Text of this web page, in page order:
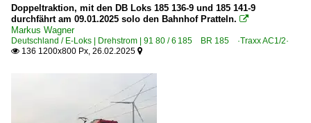
Doppeltraktion, mit den DB Loks 185 136-9 und 185 141-9
durchfährt am 09.01.2025 solo den Bahnhof Pratteln. 
Markus Wagner
Deutschland / E-Loks | Drehstrom | 91 80 / 6 185 BR 185 ·Traxx AC1/2·
 136 1200x800 Px, 26.02.2025 